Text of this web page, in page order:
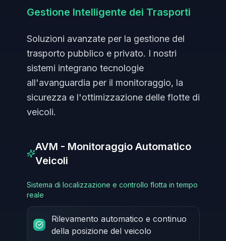
Gestione Intelligente dei Trasporti
Soluzioni avanzate per la gestione del
trasporto pubblico e privato. I nostri
sistemi integrano tecnologie
all'avanguardia per il monitoraggio, la
sicurezza e l'ottimizzazione delle flotte di
veicoli.
AVM - Monitoraggio Automatico
Veicoli
Sistema di localizzazione e controllo flotta in tempo
reale
Rilevamento automatico e continuo
della posizione del veicolo